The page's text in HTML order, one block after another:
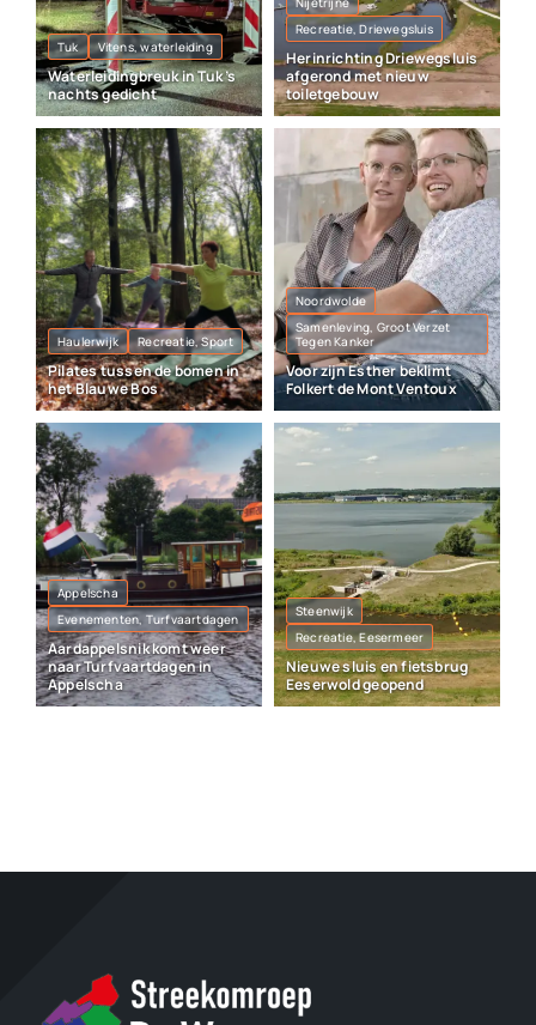
Tuk Vitens, waterleiding
Waterleidingbreuk in Tuk ’s
nachts gedicht
Recreatie, Driewegsluis
Herinrichting Driewegsluis
afgerond met nieuw
toiletgebouw
Haulerwijk Recreatie, Sport
Pilates tussen de bomen in
het Blauwe Bos
Noordwolde
Samenleving, Groot Verzet
Tegen Kanker
Voor zijn Esther beklimt
Folkert de Mont Ventoux
Appelscha
Evenementen, Turfvaartdagen
Aardappelsnik komt weer
naar Turfvaartdagen in
Appelscha
Steenwijk
Recreatie, Eesermeer
Nieuwe sluis en fietsbrug
Eeserwold geopend